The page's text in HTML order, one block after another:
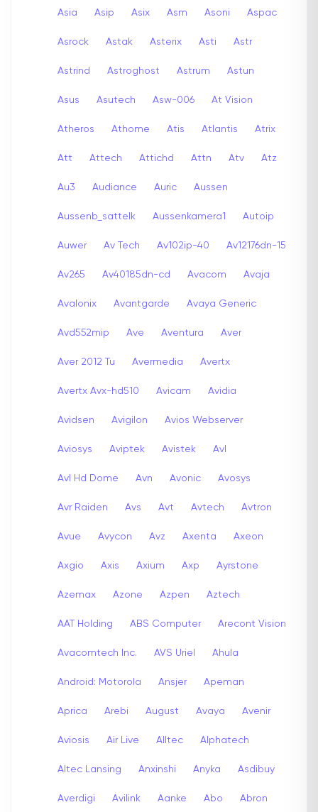
Asia Asip Asix Asm Asoni Aspac
Asrock Astak Asterix Asti Astr
Astrind Astroghost Astrum Astun
Asus Asutech Asw-006 At Vision
Atheros Athome Atis Atlantis Atrix
Att Attech Attichd Attn Atv Atz
Au3 Audiance Auric Aussen
Aussenb_sattelk Aussenkamera1 Autoip
Auwer Av Tech Av102ip-40 Av12176dn-15
Av265 Av40185dn-cd Avacom Avaja
Avalonix Avantgarde Avaya Generic
Avd552mip Ave Aventura Aver
Aver 2012 Tu Avermedia Avertx
Avertx Avx-hd510 Avicam Avidia
Avidsen Avigilon Avios Webserver
Aviosys Aviptek Avistek Avl
Avl Hd Dome Avn Avonic Avosys
Avr Raiden Avs Avt Avtech Avtron
Avue Avycon Avz Axenta Axeon
Axgio Axis Axium Axp Ayrstone
Azemax Azone Azpen Aztech
AAT Holding ABS Computer Arecont Vision
Avacomtech Inc. AVS Uriel Ahula
Android: Motorola Ansjer Apeman
Aprica Arebi August Avaya Avenir
Aviosis Air Live Alltec Alphatech
Altec Lansing Anxinshi Anyka Asdibuy
Averdigi Avilink Aanke Abo Abron